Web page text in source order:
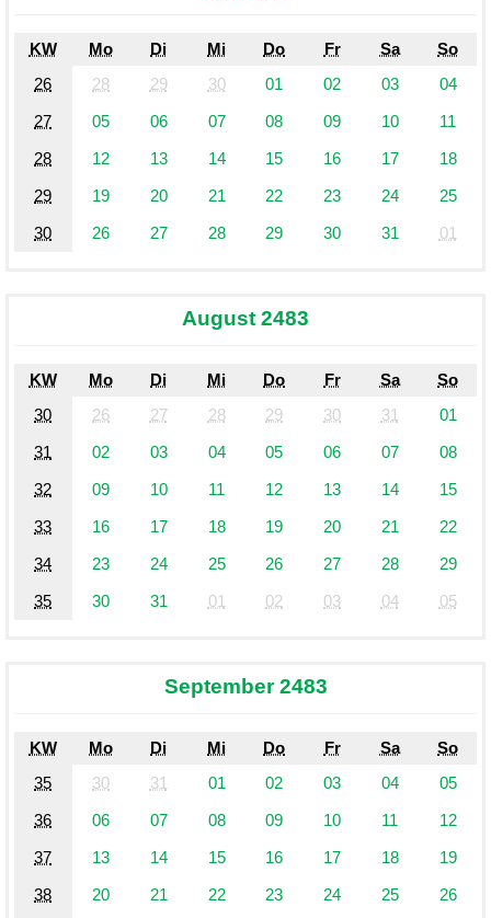
KW Mo Di Mi Do Fr Sa
So
26
28 29 30 01 02 03
04
27
05 06 07 08 09 10
11
28
12 13 14 15 16 17
18
29
19 20 21 22 23 24
25
30
26 27 28 29 30 31 01
August 2483
KW Mo Di Mi Do Fr Sa
So
30
26 27 28 29 30 31
01
31
02 03 04 05 06 07
08
32
09 10 11 12 13 14
15
33
16 17 18 19 20 21
22
34
23 24 25 26 27 28
29
35
30 31 01 02 03 04 05
September 2483
KW Mo Di Mi Do Fr Sa
So
35
30 31 01 02 03 04
05
36
06 07 08 09 10 11
12
37
13 14 15 16 17 18
19
38
20 21 22 23 24 25
26